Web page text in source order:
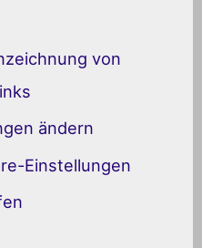
von
ändern
Einstellungen